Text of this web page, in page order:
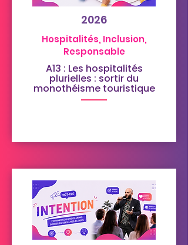
2026
Hospitalités, Inclusion,
Responsable
A13 : Les hospitalités
plurielles : sortir du
monothéisme touristique